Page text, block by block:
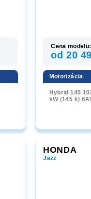
Cena modelu:
od 20
Motorizácia
Hybrid 145
kW (145 k)
HONDA
Jazz